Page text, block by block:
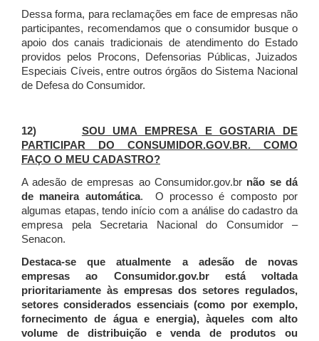
Dessa forma, para reclamações em face de empresas não
participantes, recomendamos que o consumidor busque o
apoio dos canais tradicionais de atendimento do Estado
providos pelos Procons, Defensorias Públicas, Juizados
Especiais Cíveis, entre outros órgãos do Sistema Nacional
de Defesa do Consumidor.
12) SOU UMA EMPRESA E GOSTARIA DE
PARTICIPAR DO CONSUMIDOR.GOV.BR. COMO
FAÇO O MEU CADASTRO?
A adesão de empresas ao Consumidor.gov.br não se dá
de maneira automática. O processo é composto por
algumas etapas, tendo início com a análise do cadastro da
empresa pela Secretaria Nacional do Consumidor –
Senacon.
Destaca-se que atualmente a adesão de novas
empresas ao Consumidor.gov.br está voltada
prioritariamente às empresas dos setores regulados,
setores considerados essenciais (como por exemplo,
fornecimento de água e energia), àqueles com alto
volume de distribuição e venda de produtos ou